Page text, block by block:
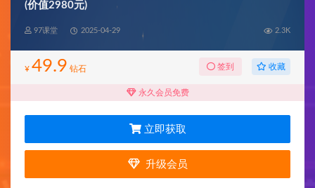
(价值2980元)
97课堂 2025-04-29 2.3K
¥ 49.9 钻石 签到 收藏
永久会员免费
立即获取
升级会员